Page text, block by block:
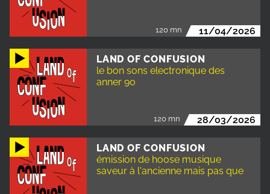
120 mn 11/04/2026
LAND OF CONFUSION
le bon sons electronique des
anner 90
120 mn 28/03/2026
LAND OF CONFUSION
émission de hoose musique
saveur à l'ancienne mais pas que